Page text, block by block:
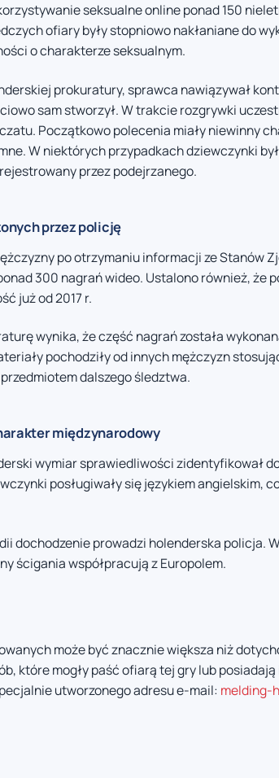
seksualne online ponad 150
ofiary były stopniowo nakłaniane do
o charakterze seksualnym.
prokuratury, sprawca nawiązywał
sam stworzył. W trakcie rozgrywki
Początkowo polecenia miały niewinny
W niektórych przypadkach dziewczynki
przez podejrzanego.
przez policję
po otrzymaniu informacji ze Stanów
300 nagrań wideo. Ustalono również, że
już od 2017 r.
wynika, że część nagrań została
pochodziły od innych mężczyzn
dalszego śledztwa.
międzynarodowy
wymiar sprawiedliwości zidentyfikował
posługiwały się językiem angielskim,
dochodzenie prowadzi holenderska policja.
ścigania współpracują z Europolem.
może być znacznie większa niż
które mogły paść ofiarą tej gry lub
utworzonego adresu e-mail: melding-